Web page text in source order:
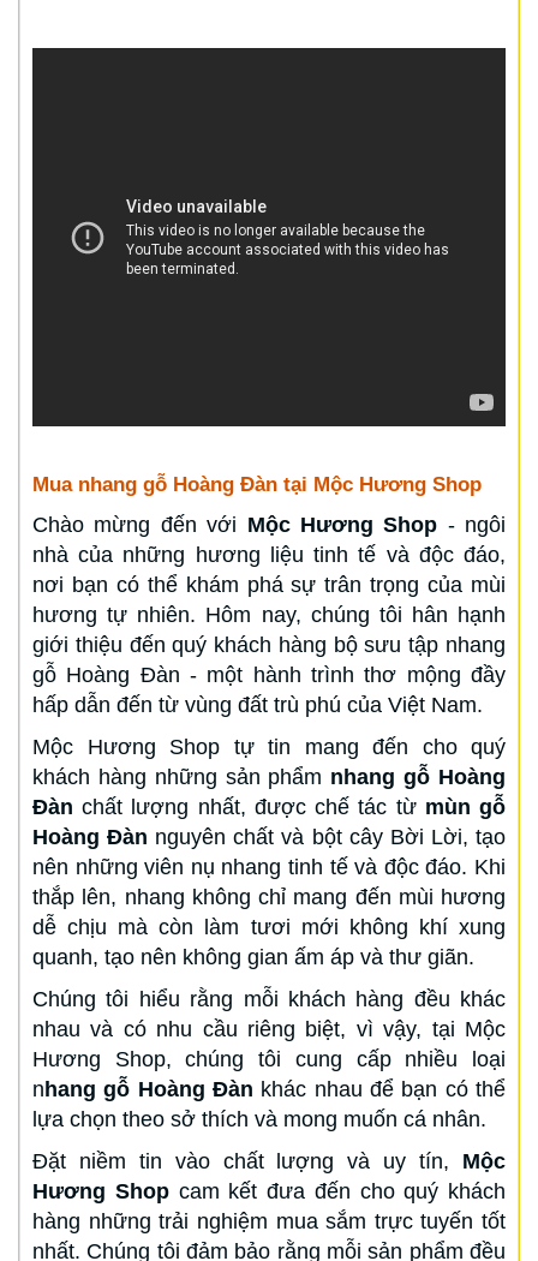
Mua nhang gỗ Hoàng Đàn tại Mộc Hương Shop
Chào mừng đến với Mộc Hương Shop - ngôi
nhà của những hương liệu tinh tế và độc đáo,
nơi bạn có thể khám phá sự trân trọng của mùi
hương tự nhiên. Hôm nay, chúng tôi hân hạnh
giới thiệu đến quý khách hàng bộ sưu tập nhang
gỗ Hoàng Đàn - một hành trình thơ mộng đầy
hấp dẫn đến từ vùng đất trù phú của Việt Nam.
Mộc Hương Shop tự tin mang đến cho quý
khách hàng những sản phẩm nhang gỗ Hoàng
Đàn chất lượng nhất, được chế tác từ mùn gỗ
Hoàng Đàn nguyên chất và bột cây Bời Lời, tạo
nên những viên nụ nhang tinh tế và độc đáo. Khi
thắp lên, nhang không chỉ mang đến mùi hương
dễ chịu mà còn làm tươi mới không khí xung
quanh, tạo nên không gian ấm áp và thư giãn.
Chúng tôi hiểu rằng mỗi khách hàng đều khác
nhau và có nhu cầu riêng biệt, vì vậy, tại Mộc
Hương Shop, chúng tôi cung cấp nhiều loại
n hang gỗ Hoàng Đàn khác nhau để bạn có thể
lựa chọn theo sở thích và mong muốn cá nhân.
Đặt niềm tin vào chất lượng và uy tín, Mộc
Hương Shopcam kết đưa đến cho quý khách
hàng những trải nghiệm mua sắm trực tuyến tốt
nhất. Chúng tôi đảm bảo rằng mỗi sản phẩm đều